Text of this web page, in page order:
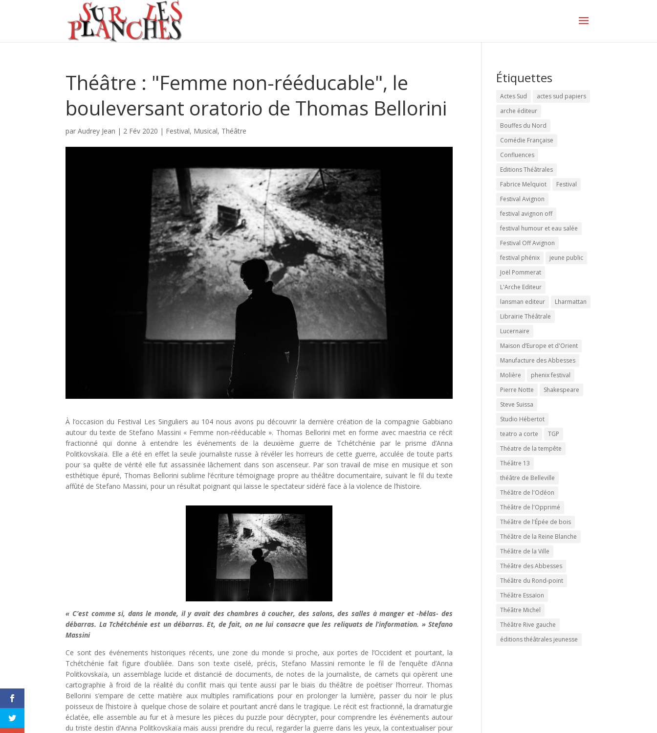
Théâtre : "Femme non-rééducable", le
bouleversant oratorio de Thomas Bellorini
parAudrey Jean | 2 Fév 2020 | Festival, Musical, Théâtre
À l’occasion du Festival Les Singuliers au 104 nous avons pu découvrir la dernière création de la compagnie Gabbiano
autour du texte de Stefano Massini « Femme non-rééducable ». Thomas Bellorini met en forme avec maestria ce récit
fractionné qui donne à entendre les événements de la deuxième guerre de Tchétchénie par le prisme d’Anna
Politkovskaïa. Elle a été en effet la seule journaliste russe à révéler les horreurs de cette guerre, acculée de toute parts
pour sa quête de vérité elle fut assassinée lâchement dans son ascenseur. Par son travail de mise en musique et son
esthétique épuré, Thomas Bellorini sublime l’écriture témoignage propre au théâtre documentaire, suivant le fil du texte
affûté de Stefano Massini, pour un résultat poignant qui laisse le spectateur sidéré face à la violence de l’histoire.
« C’est comme si, dans le monde, il y avait des chambres à coucher, des salons, des salles à manger et -hélas- des
débarras. La Tchétchénie est un débarras. Et, de fait, on ne lui consacre que les reliquats de l’information. » Stefano
Massini
Ce sont des événements historiques récents, une zone du monde si proche, aux portes de l’Occident et pourtant, la
Tchétchénie fait figure d’oubliée. Dans son texte ciselé, précis, Stefano Massini remonte le fil de l’enquête d’Anna
Politkovskaïa, un assemblage lucide et distancié de documents, de notes de la journaliste, de carnets qui opèrent une
cartographie à froid de la réalité du conflit mais qui tente aussi par le biais du théâtre de poétiser l’horreur. Thomas
Bellorini s’empare de cette matière aux multiples ramifications pour en prolonger la lumière, passer du noir le plus
poisseux de l’histoire à quelque chose de solaire et pourtant ancré dans le tragique. Le récit est fractionné, la dramaturgie
éclatée, elle assemble au fur et à mesure les pièces du puzzle pour décrypter, pour comprendre les événements autour
du triste destin d’Anna Politkovskaïa mais aussi prendre du recul, regarder la guerre dans les yeux, la contextualiser pour
Étiquettes
Actes Sud
actes sud papiers
arche éditeur
Bouffes du Nord
Comédie Française
Confluences
Editions Théâtrales
Fabrice Melquiot
Festival
Festival Avignon
festival avignon off
festival humour et eau salée
Festival Off Avignon
festival phénix
jeune public
Joël Pommerat
L'Arche Editeur
lansman editeur
Lharmattan
Librairie Théâtrale
Lucernaire
Maison d’Europe et d'Orient
Manufacture des Abbesses
Molière
phenix festival
Pierre Notte
Shakespeare
Steve Suissa
Studio Hébertot
teatro a corte
TGP
Théatre de la tempête
Théâtre 13
théâtre de Belleville
Théâtre de l'Odéon
Théâtre de l'Opprimé
Théâtre de l'Épée de bois
Théâtre de la Reine Blanche
Théâtre de la Ville
Théâtre des Abbesses
Théâtre du Rond-point
Théâtre Essaïon
Théâtre Michel
Théâtre Rive gauche
éditions théâtrales jeunesse